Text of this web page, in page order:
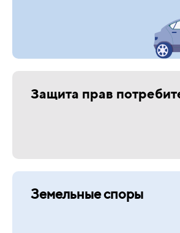
Защита прав
Земельные споры